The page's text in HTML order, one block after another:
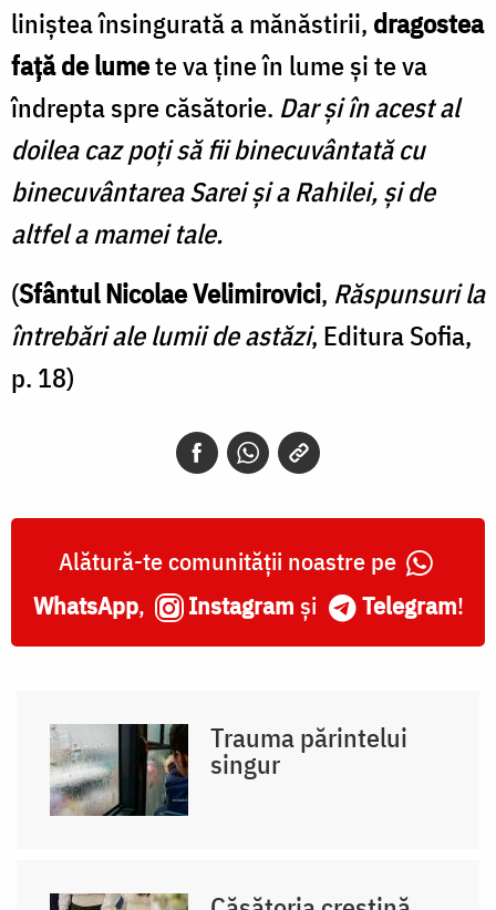
liniştea însingurată a mănăstirii, dragostea
faţă de lumete va ţine în lume şi te va
îndrepta spre căsătorie. Dar şi în acest al
doilea caz poţi să fii binecuvântată cu
binecuvântarea Sarei şi a Rahilei, şi de
altfel a mamei tale.
(Sfântul Nicolae Velimirovici, Răspunsuri la
întrebări ale lumii de astăzi, Editura Sofia,
p. 18)
Alătură-te comunității noastre pe
WhatsApp, Instagram și Telegram!
Trauma părintelui
singur